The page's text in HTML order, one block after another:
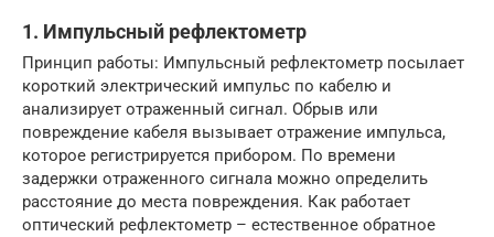
1. Импульсный рефлектометр
Принцип работы: Импульсный рефлектометр посылает
короткий электрический импульс по кабелю и
анализирует отраженный сигнал. Обрыв или
повреждение кабеля вызывает отражение импульса,
которое регистрируется прибором. По времени
задержки отраженного сигнала можно определить
расстояние до места повреждения. Как работает
оптический рефлектометр – естественное обратное